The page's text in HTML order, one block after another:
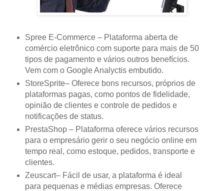
Spree E-Commerce – Plataforma aberta de
comércio eletrônico com suporte para mais de 50
tipos de pagamento e vários outros benefícios.
Vem com o Google Analyctis embutido.
StoreSprite– Oferece bons recursos, próprios de
plataformas pagas, como pontos de fidelidade,
opinião de clientes e controle de pedidos e
notificações de status.
PrestaShop – Plataforma oferece vários recursos
para o empresário gerir o seu negócio online em
tempo real, como estoque, pedidos, transporte e
clientes.
Zeuscart– Fácil de usar, a plataforma é ideal
para pequenas e médias empresas. Oferece